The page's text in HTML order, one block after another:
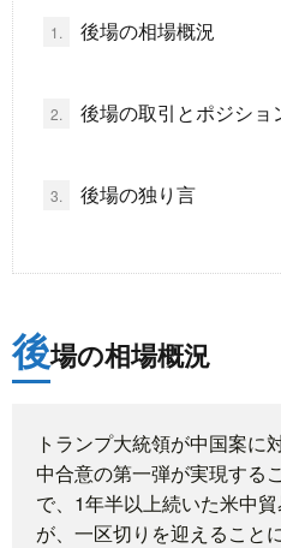
1. 後場の相場概況
2. 後場の取引とポジショ
3. 後場の独り言
後場の相場概況
トランプ大統領が中国案に
中合意の第一弾が実現する
で、1年半以上続いた米中
が、一区切りを迎えることに